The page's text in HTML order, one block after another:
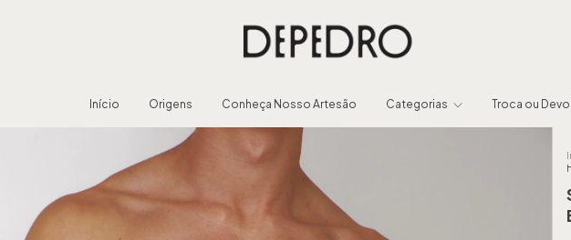
Início Origens Conheça Nosso Artesão Categorias Troca ou